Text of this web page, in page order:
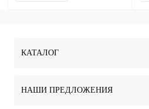
КАТАЛОГ
НАШИ ПРЕДЛОЖЕНИЯ